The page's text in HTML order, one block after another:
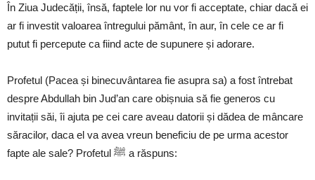
În Ziua Judecății, însă, faptele lor nu vor fi acceptate, chiar dacă ei
ar fi investit valoarea întregului pământ, în aur, în cele ce ar fi
putut fi percepute ca fiind acte de supunere și adorare.
Profetul (Pacea și binecuvântarea fie asupra sa) a fost întrebat
despre Abdullah bin Jud’an care obișnuia să fie generos cu
invitații săi, îi ajuta pe cei care aveau datorii și dădea de mâncare
săracilor, daca el va avea vreun beneficiu de pe urma acestor
fapte ale sale? Profetul ﷺ a răspuns: